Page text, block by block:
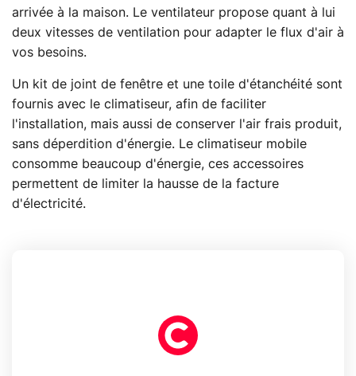
arrivée à la maison. Le ventilateur propose quant à lui
deux vitesses de ventilation pour adapter le flux d'air à
vos besoins.
Un kit de joint de fenêtre et une toile d'étanchéité sont
fournis avec le climatiseur, afin de faciliter
l'installation, mais aussi de conserver l'air frais produit,
sans déperdition d'énergie. Le climatiseur mobile
consomme beaucoup d'énergie, ces accessoires
permettent de limiter la hausse de la facture
d'électricité.